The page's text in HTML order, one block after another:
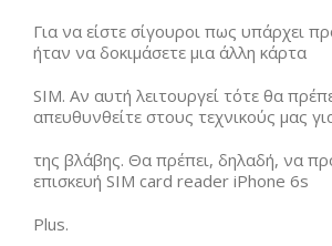
Για να είστε σίγουροι πως υπάρχει
ήταν να δοκιμάσετε μια άλλη κάρτα
SIM. Αν αυτή λειτουργεί τότε θα
απευθυνθείτε στους τεχνικούς μας
της βλάβης. Θα πρέπει, δηλαδή, να
επισκευή SIM card reader iPhone 6s
Plus.